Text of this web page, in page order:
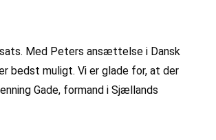
Med Peters ansættelse i Dansk
bedst muligt. Vi er glade for, at der
Gade, formand i Sjællands